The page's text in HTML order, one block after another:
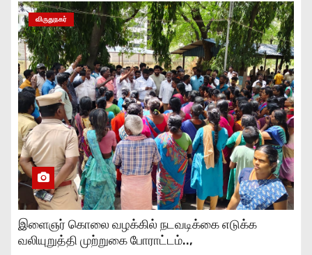
விருதுநகர்
இளைஞர் கொலை வழக்கில் நடவடிக்கை எடுக்க
வலியுறுத்தி முற்றுகை போராட்டம்..,